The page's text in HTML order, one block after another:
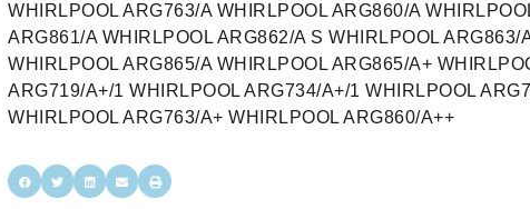
WHIRLPOOL ARG763/A WHIRLPOOL ARG860/A
ARG861/A WHIRLPOOL ARG862/A S WHIRLPOOL ARG863/
WHIRLPOOL ARG865/A WHIRLPOOL ARG865/A+
ARG719/A+/1 WHIRLPOOL ARG734/A+/1 WHIRLPOOL
WHIRLPOOL ARG763/A+ WHIRLPOOL ARG860/A++